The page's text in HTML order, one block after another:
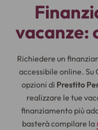
vacanze:
Richiedere un
accessibile online. Su
opzioni di Prestito
realizzare le tue
finanziamento più
basterà compilare la